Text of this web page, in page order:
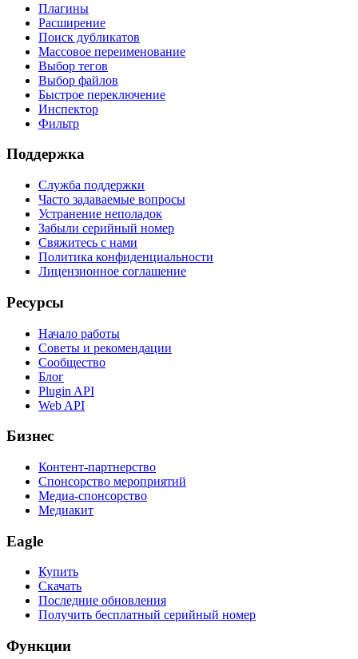
Плагины
Расширение
Поиск дубликатов
Массовое переименование
Выбор тегов
Выбор файлов
Быстрое переключение
Инспектор
Фильтр
Поддержка
Служба поддержки
Часто задаваемые вопросы
Устранение неполадок
Забыли серийный номер
Свяжитесь с нами
Политика конфиденциальности
Лицензионное соглашение
Ресурсы
Начало работы
Советы и рекомендации
Сообщество
Блог
Plugin API
Web API
Бизнес
Контент-партнерство
Спонсорство мероприятий
Медиа-спонсорство
Медиакит
Eagle
Купить
Скачать
Последние обновления
Получить бесплатный серийный номер
Функции